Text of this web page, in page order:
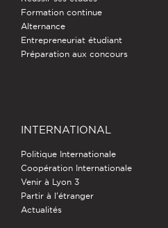
Formation continue
Alternance
Entrepreneuriat étudiant
Préparation aux concours
INTERNATIONAL
Politique Internationale
Coopération Internationale
Venir à Lyon 3
Partir à l'étranger
Actualités